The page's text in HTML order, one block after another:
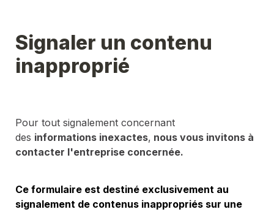
Signaler un contenu
inapproprié
Pour tout signalement concernant
des informations inexactes, nous vous invitons à
contacter l'entreprise concernée.
Ce formulaire est destiné exclusivement au
signalement de contenus inappropriés sur une